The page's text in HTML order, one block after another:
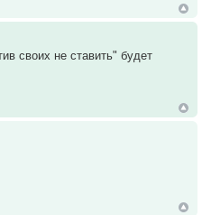
своих не ставить" будет